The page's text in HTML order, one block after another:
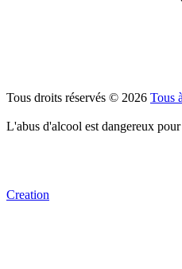
Tous droits réservés © 2026 Tous
L'abus d'alcool est dangereux
Creation